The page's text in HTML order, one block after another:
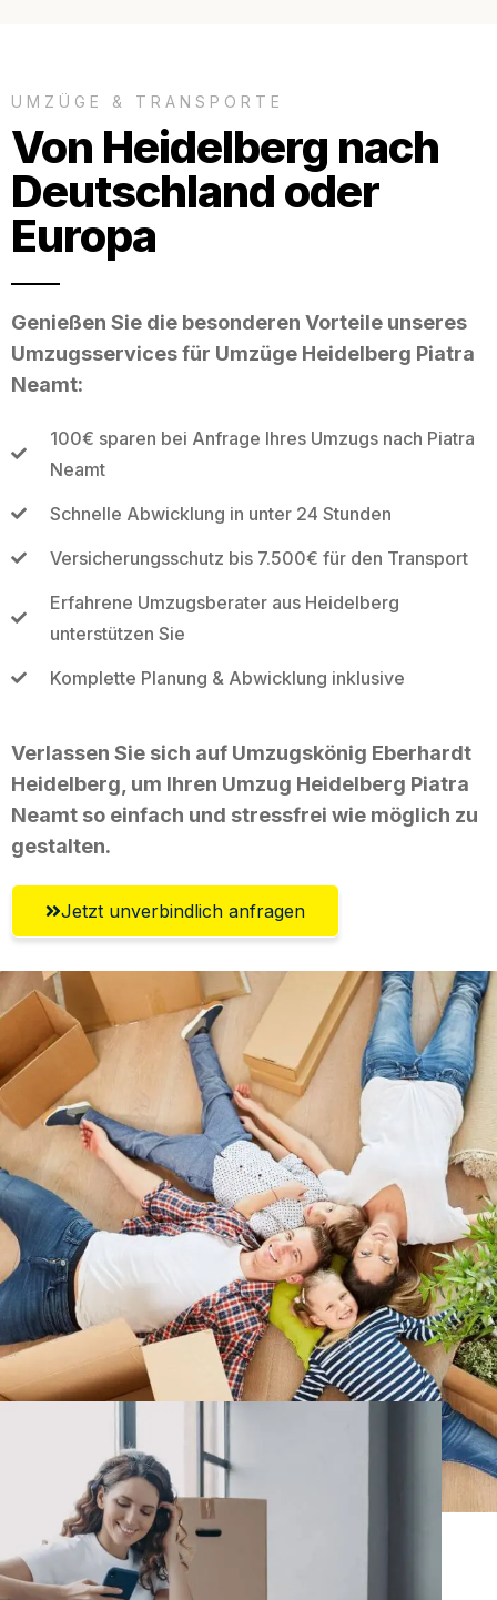
UMZÜGE & TRANSPORTE
Von Heidelberg nach
Deutschland oder
Europa
Genießen Sie die besonderen Vorteile unseres
Umzugsservices für Umzüge Heidelberg Piatra
Neamt:
100€ sparen bei Anfrage Ihres Umzugs nach Piatra
Neamt
Schnelle Abwicklung in unter 24 Stunden
Versicherungsschutz bis 7.500€ für den Transport
Erfahrene Umzugsberater aus Heidelberg
unterstützen Sie
Komplette Planung & Abwicklung inklusive
Verlassen Sie sich auf Umzugskönig Eberhardt
Heidelberg, um Ihren Umzug Heidelberg Piatra
Neamt so einfach und stressfrei wie möglich zu
gestalten.
Jetzt unverbindlich anfragen